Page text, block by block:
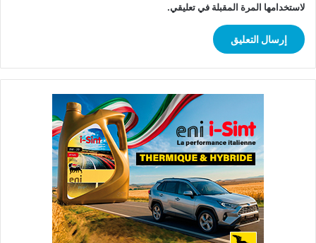
لاستخدامها المرة المقبلة في تعليقي.